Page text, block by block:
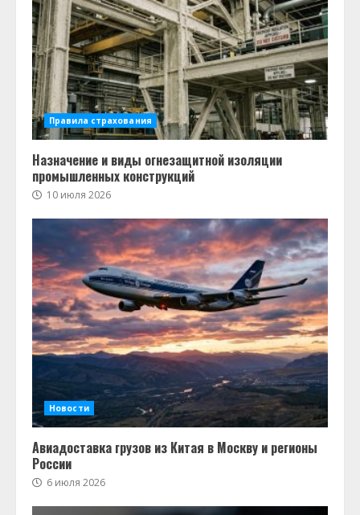
Правила страхования
Назначение и виды огнезащитной изоляции
промышленных конструкций
10 июля 2026
Новости
Авиадоставка грузов из Китая в Москву и регионы
России
6 июля 2026